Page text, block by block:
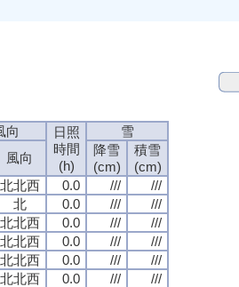
向
日照
時間
(h)
雪
風向
降雪
(cm)
積雪
(cm)
北北西 0.0 ///
///
北 0.0 ///
///
北北西 0.0 ///
///
北北西 0.0 ///
///
北北西 0.0 ///
///
北北西 0.0 ///
///